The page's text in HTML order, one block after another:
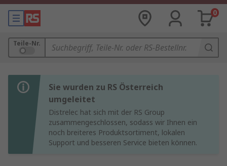
0
Teile-Nr.
Sie wurden zu RS Österreich
umgeleitet
Distrelec hat sich mit der RS Group
zusammengeschlossen, sodass wir Ihnen ein
noch breiteres Produktsortiment, lokalen
Support und besseren Service bieten können.